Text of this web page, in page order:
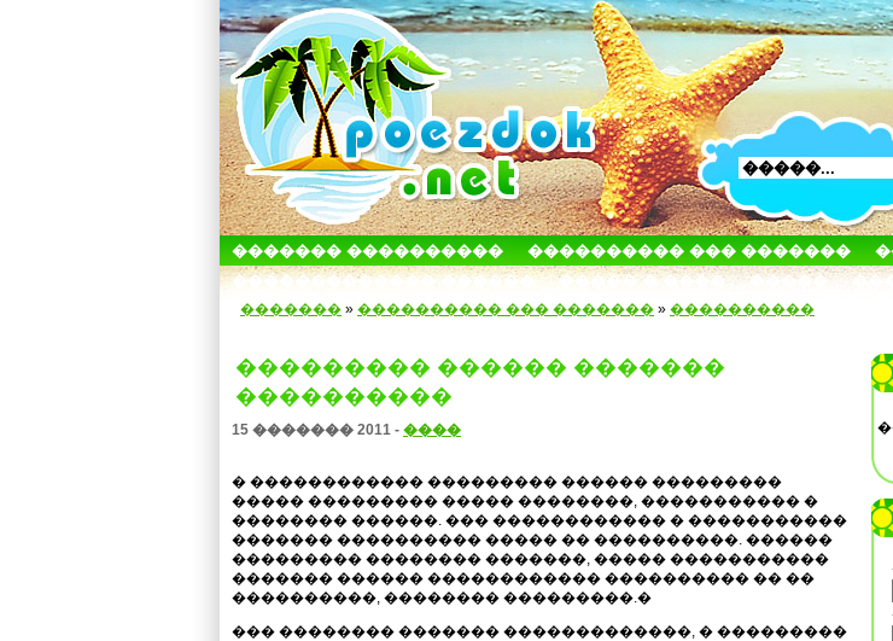
������� ���������� ���������� ��� �������
������������� ������
����� � ���� �����
������� » ���������� ��� ������� » ����������
��������� ������ �������
����������
15 ������� 2011 - ����
� ������������ ��������� ������ ���������
����� ��������� ����� ��������, ����������� �
�������� ������. ��� ������������ � �����������
������� ���������� ����� �� ����������. ������
��������� �������� �������, ����� �����������
������� ������ ������������ ���������� �� ��
����������, �������� ���������.�
��� �������� ������� �������������, � ���������